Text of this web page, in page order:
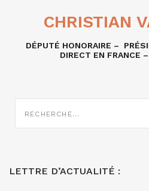
CHRISTIAN
DÉPUTÉ HONORAIRE –
DIRECT EN FRANCE
SUR
LETTRE D’ACTUALITÉ :